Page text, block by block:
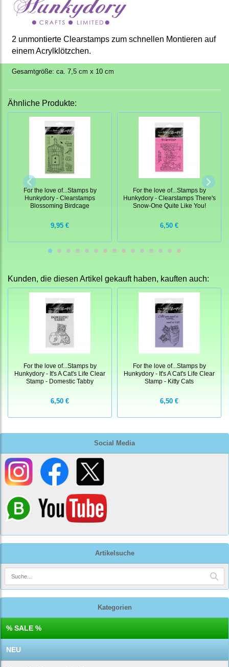
Social Media
Artikelsuche
Kategorien
% SALE %
NEU
2 unmontierte Clearstamps zum schnellen Montieren auf
einem Acrylklötzchen.
Gesamtgröße: ca. 7,5 cm x 10 cm
Ähnliche Produkte:
For the love of...Stamps by
Hunkydory - Clearstamps
Blossoming Birdcage
9,95 €
For the love of...Stamps by
Hunkydory - Clearstamps There's
Snow-One Quite Like You!
6,50 €
Kunden, die diesen Artikel gekauft haben, kauften auch:
For the love of...Stamps by
Hunkydory - It's A Cat's Life Clear
Stamp - Domestic Tabby
6,50 €
For the love of...Stamps by
Hunkydory - It's A Cat's Life Clear
Stamp - Kitty Cats
6,50 €